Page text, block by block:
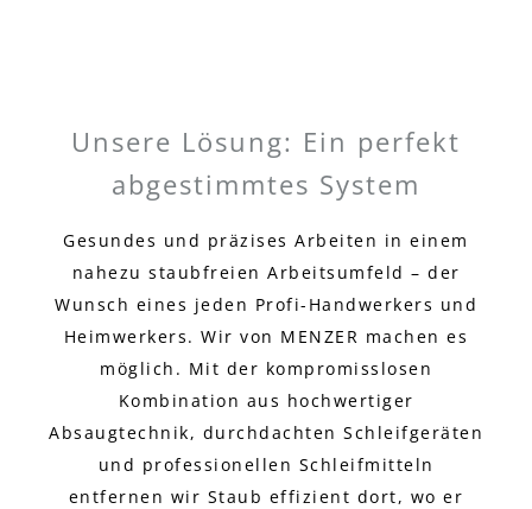
Unsere Lösung: Ein perfekt
abgestimmtes System
Gesundes und präzises Arbeiten in einem
nahezu staubfreien Arbeitsumfeld – der
Wunsch eines jeden Profi-Handwerkers und
Heimwerkers. Wir von MENZER machen es
möglich. Mit der kompromisslosen
Kombination aus hochwertiger
Absaugtechnik, durchdachten Schleifgeräten
und professionellen Schleifmitteln
entfernen wir Staub effizient dort, wo er